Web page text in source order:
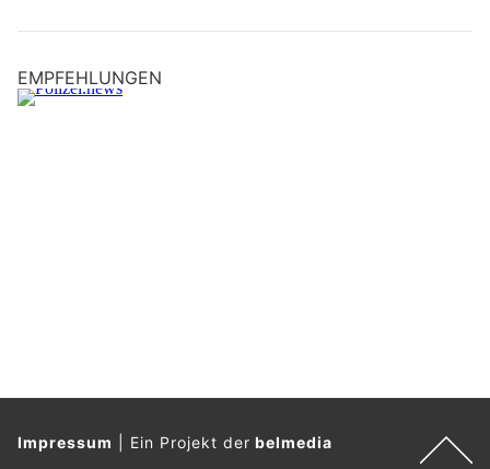
EMPFEHLUNGEN
Impressum Ein Projekt derbelmedia